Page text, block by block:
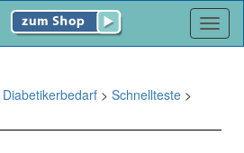
> Schnellteste >